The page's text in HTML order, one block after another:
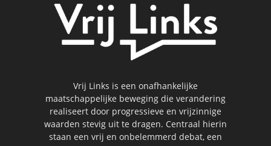
Vrij Links is een onafhankelijke
maatschappelijke beweging die verandering
realiseert door progressieve en vrijzinnige
waarden stevig uit te dragen. Centraal hierin
staan een vrij en onbelemmerd debat, een